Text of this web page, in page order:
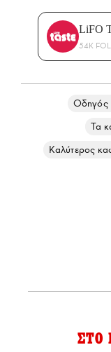
LiFO
54K
Οδηγός
Τα
Καλύτερος
ΣΤΟ